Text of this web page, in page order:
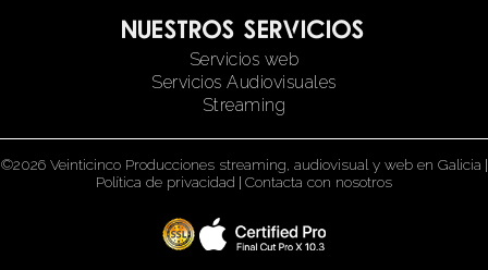
Nuestros servicios
Servicios web
Servicios Audiovisuales
Streaming
©2026 Veinticinco Producciones streaming, audiovisual y web en Galicia |
Política de privacidad | Contacta con nosotros